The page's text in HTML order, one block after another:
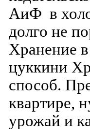
АиФ в
долго не
Хранение
цуккини
способ.
квартире,
урожай и